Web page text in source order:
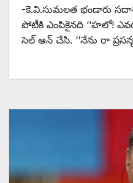
-కె.వి.సుమలత భండారు
పోటీకి ఎంపికైనది ‘‘‌హలో!
‌సెల్‌ ఆన్‌ ‌చేసి. ‘‘నేను రా